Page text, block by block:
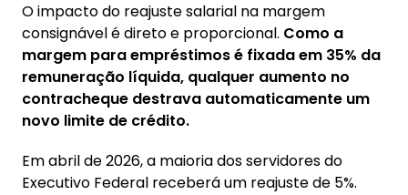
O impacto do reajuste salarial na margem
consignável é direto e proporcional. Como a
margem para empréstimos é fixada em 35% da
remuneração líquida, qualquer aumento no
contracheque destrava automaticamente um
novo limite de crédito.
Em abril de 2026, a maioria dos servidores do
Executivo Federal receberá um reajuste de 5%.